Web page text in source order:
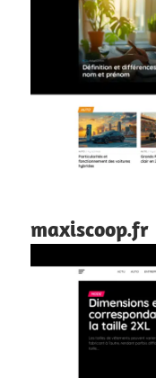
maxiscoop.fr